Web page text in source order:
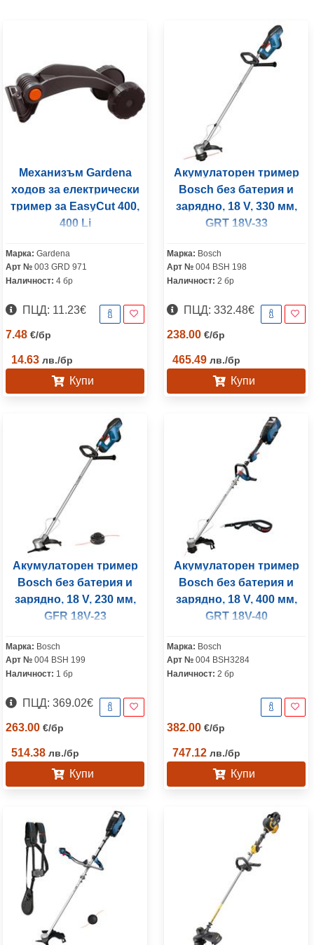
Механизъм Gardena
ходов за електрически
тример за EasyCut 400,
400 Li
Марка: Gardena
Арт № 003 GRD 971
Наличност: 4 бр
ПЦД: 11.23€
7.48 €/бр
14.63 лв./бр
Купи
Акумулаторен тример
Bosch без батерия и
зарядно, 18 V, 330 мм,
GRT 18V-33
Марка: Bosch
Арт № 004 BSH 198
Наличност: 2 бр
ПЦД: 332.48€
238.00 €/бр
465.49 лв./бр
Купи
Акумулаторен тример
Bosch без батерия и
зарядно, 18 V, 230 мм,
GFR 18V-23
Марка: Bosch
Арт № 004 BSH 199
Наличност: 1 бр
ПЦД: 369.02€
263.00 €/бр
514.38 лв./бр
Купи
Акумулаторен тример
Bosch без батерия и
зарядно, 18 V, 400 мм,
GRT 18V-40
Марка: Bosch
Арт № 004 BSH3284
Наличност: 2 бр
382.00 €/бр
747.12 лв./бр
Купи